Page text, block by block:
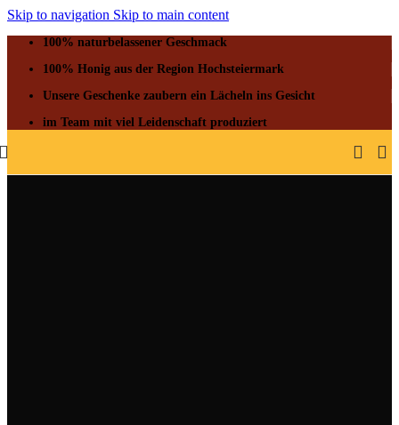
Skip to navigation Skip to main content
100% naturbelassener Geschmack
100% Honig aus der Region Hochsteiermark
Unsere Geschenke zaubern ein Lächeln ins Gesicht
im Team mit viel Leidenschaft produziert